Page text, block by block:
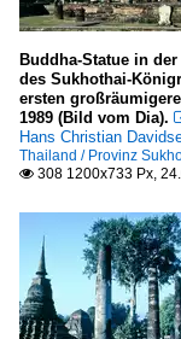
Buddha-Statue in
des Sukhothai-
ersten
1989 (Bild vom Dia).
Hans Christian
Thailand / Provinz
 308 1200x733 Px,